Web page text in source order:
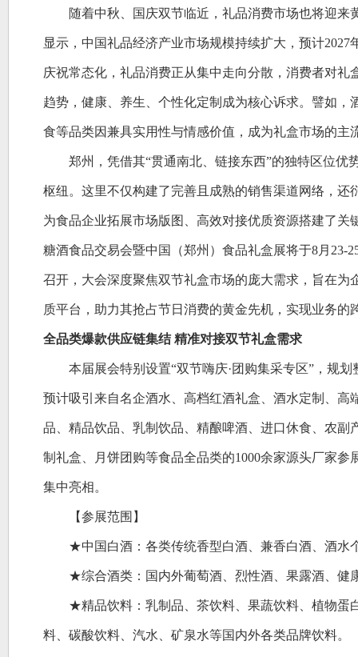
随着中秋、国庆双节临近，礼品消费市场也将迎来
显示，中国礼品经济产业市场规模持续扩大，预计2027
庆祝常态化，礼品消费正从集中走向分散，消费者对礼
趋势，健康、养生、个性化定制成为核心诉求。譬如，
食等品类因兼具实用性与情感价值，成为礼盒市场的主
郑州，凭借其“贯通南北、链接东西”的独特区位优
枢纽。这里不仅构建了完善且成熟的销售渠道网络，还
为食品企业拓展市场版图、高效对接优质资源搭建了关
糖酒食品交易会暨中国（郑州）食品礼盒展将于8月23-
召开，大会深度聚焦双节礼盒市场的庞大需求，旨在为
质平台，助力其抢占节日消费的黄金先机，实现业务的
全品类爆款供应链集结 精准对接双节礼盒需求
本届展会特别设置“双节嗨庆·团购集采专区”，规
预计吸引来自名企酒水、高档红酒礼盒、酒水定制、高
品、精品饮品、乳制饮品、精酿啤酒、进口休食、农副
制礼盒、月饼团购等食品全品类的1000余家源头厂家参
集中亮相。
【参展范围】
★中国白酒：各类传统香型白酒、兼香白酒、酒水
★综合酒类：国内外葡萄酒、烈性酒、果露酒、健
★精品饮料：乳制品、茶饮料、果蔬饮料、植物蛋
料、碳酸饮料、汽水、矿泉水等国内外各类品牌饮料。